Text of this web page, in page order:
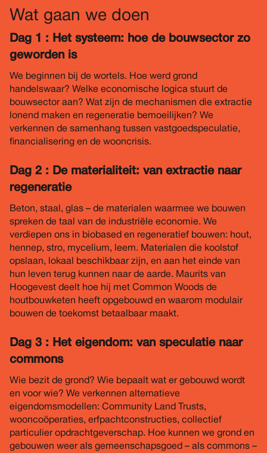
Wat gaan we doen
Dag 1 : Het systeem: hoe de bouwsector zo
geworden is
We beginnen bij de wortels. Hoe werd grond
handelswaar? Welke economische logica stuurt de
bouwsector aan? Wat zijn de mechanismen die extractie
lonend maken en regeneratie bemoeilijken? We
verkennen de samenhang tussen vastgoedspeculatie,
financialisering en de wooncrisis.
Dag 2 : De materialiteit: van extractie naar
regeneratie
Beton, staal, glas – de materialen waarmee we bouwen
spreken de taal van de industriële economie. We
verdiepen ons in biobased en regeneratief bouwen: hout,
hennep, stro, mycelium, leem. Materialen die koolstof
opslaan, lokaal beschikbaar zijn, en aan het einde van
hun leven terug kunnen naar de aarde. Maurits van
Hoogevest deelt hoe hij met Common Woods de
houtbouwketen heeft opgebouwd en waarom modulair
bouwen de toekomst betaalbaar maakt.
Dag 3 : Het eigendom: van speculatie naar
commons
Wie bezit de grond? Wie bepaalt wat er gebouwd wordt
en voor wie? We verkennen alternatieve
eigendomsmodellen: Community Land Trusts,
wooncoöperaties, erfpachtconstructies, collectief
particulier opdrachtgeverschap. Hoe kunnen we grond en
gebouwen weer als gemeenschapsgoed – als commons –